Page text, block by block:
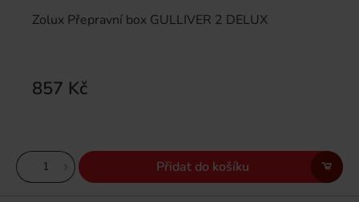
Zolux Přepravní box GULLIVER 2 DELUX
857 Kč
Přidat do košíku